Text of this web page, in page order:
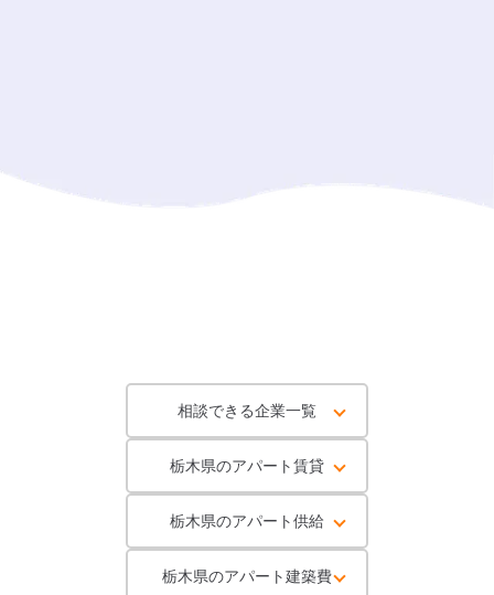
相談できる企業一覧
栃木県のアパート賃貸
栃木県のアパート供給
栃木県のアパート建築費